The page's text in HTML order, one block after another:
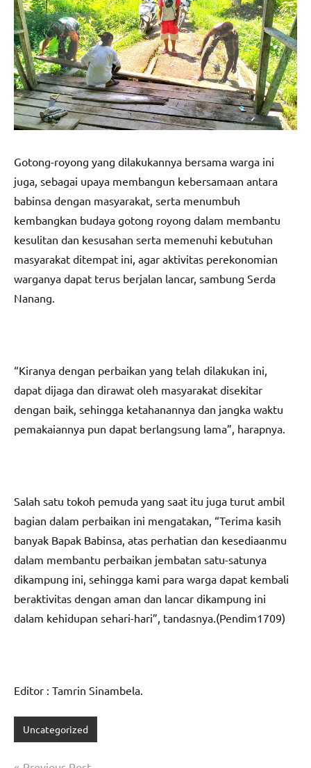
Gotong-royong yang dilakukannya bersama warga ini
juga, sebagai upaya membangun kebersamaan antara
babinsa dengan masyarakat, serta menumbuh
kembangkan budaya gotong royong dalam membantu
kesulitan dan kesusahan serta memenuhi kebutuhan
masyarakat ditempat ini, agar aktivitas perekonomian
warganya dapat terus berjalan lancar, sambung Serda
Nanang.
“Kiranya dengan perbaikan yang telah dilakukan ini,
dapat dijaga dan dirawat oleh masyarakat disekitar
dengan baik, sehingga ketahanannya dan jangka waktu
pemakaiannya pun dapat berlangsung lama”, harapnya.
Salah satu tokoh pemuda yang saat itu juga turut ambil
bagian dalam perbaikan ini mengatakan, “Terima kasih
banyak Bapak Babinsa, atas perhatian dan kesediaanmu
dalam membantu perbaikan jembatan satu-satunya
dikampung ini, sehingga kami para warga dapat kembali
beraktivitas dengan aman dan lancar dikampung ini
dalam kehidupan sehari-hari”, tandasnya.(Pendim1709)
Editor : Tamrin Sinambela.
Uncategorized